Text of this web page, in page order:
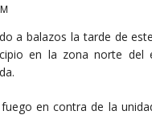
a balazos la tarde de
en la zona norte del
en contra de la